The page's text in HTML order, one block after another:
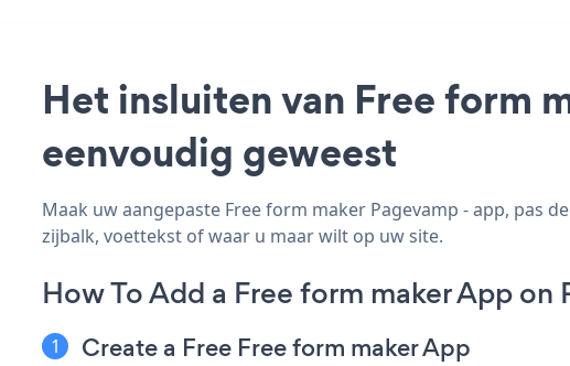
Het insluiten van Free form
eenvoudig geweest
Maak uw aangepaste Free form maker Pagevamp - app, pas
zijbalk, voettekst of waar u maar wilt op uw site.
How To Add a Free form maker App on
Create a Free Free form maker App